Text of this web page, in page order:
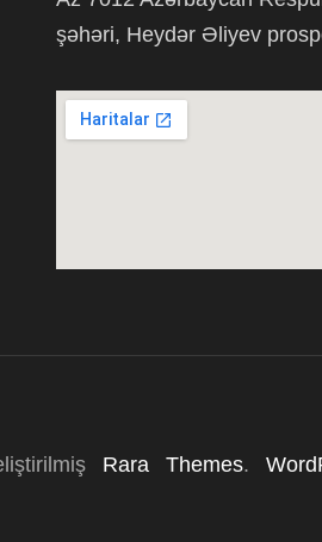
şəhəri, Heydər Əliyev
Rara Themes.